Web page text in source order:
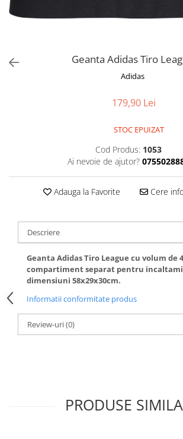
Geanta Adidas Tiro
Adidas
179,90 Lei
STOC EPUIZAT
Cod Produs: 1053
Ai nevoie de ajutor?
Adauga la Favorite Cere
Descriere
Geanta Adidas Tiro League cu volum de
compartiment separat pentru
dimensiuni 58x29x30cm.
Informatii conformitate produs
Review-uri(0)
PRODUSE